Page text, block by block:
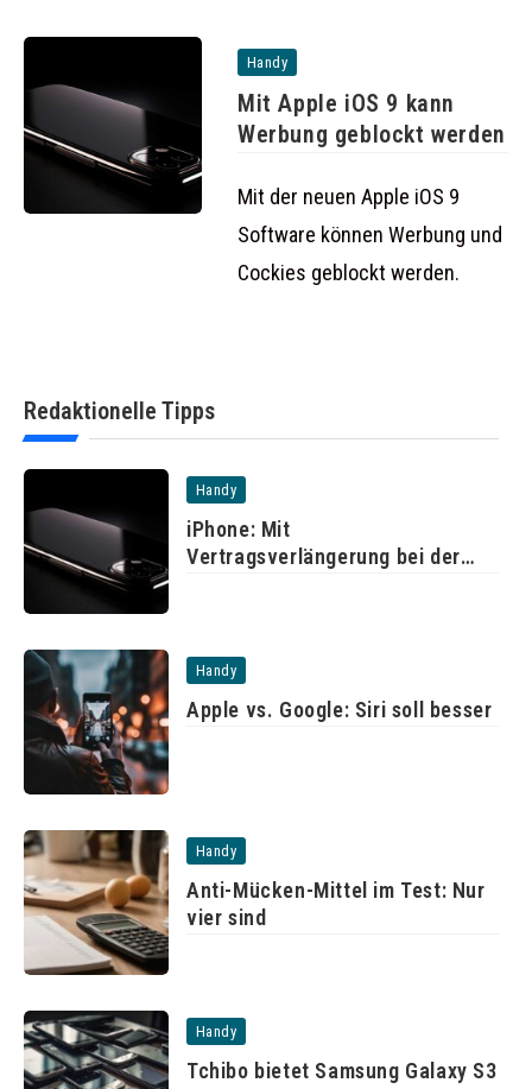
Handy
Mit Apple iOS 9 kann
Werbung geblockt werden
Mit der neuen Apple iOS 9
Software können Werbung und
Cockies geblockt werden.
Redaktionelle Tipps
Handy
iPhone: Mit
Vertragsverlängerung bei der
Handy
Apple vs. Google: Siri soll besser
Handy
Anti-Mücken-Mittel im Test: Nur
vier sind
Handy
Tchibo bietet Samsung Galaxy S3